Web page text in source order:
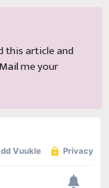
this article and
Mailme your